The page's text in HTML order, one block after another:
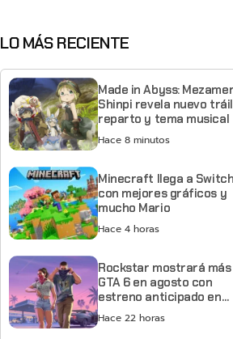
LO MÁS RECIENTE
Made in Abyss:
Shinpi revela nuevo
reparto y tema musical
Hace 8 minutos
Minecraft llega a
con mejores gráficos y
mucho Mario
Hace 4 horas
Rockstar mostrará más
GTA 6 en agosto con
estreno anticipado en
Netflix
Hace 22 horas